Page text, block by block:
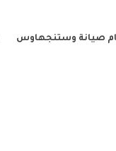
صيانة وستنجهاوس